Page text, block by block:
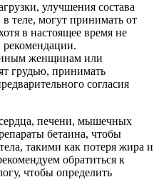
улучшения состава
теле, могут принимать от
в настоящее время не
рекомендации.
женщинам или
грудью, принимать
согласия
печени, мышечных
бетаина, чтобы
такими как потеря жира и
обратиться к
чтобы определить